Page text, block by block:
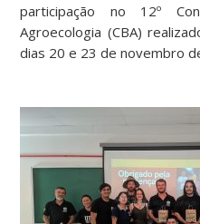
participação no 12º
Agroecologia (CBA)
dias 20 e 23 de novembro